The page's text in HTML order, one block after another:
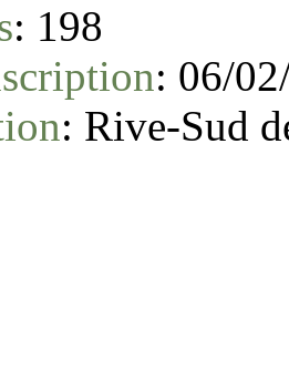
: 198
: 06/
: Rive-Sud